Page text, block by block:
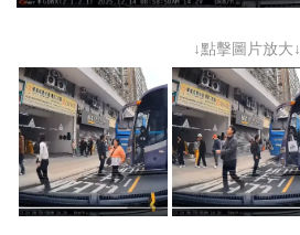
↓點擊圖片放大↓